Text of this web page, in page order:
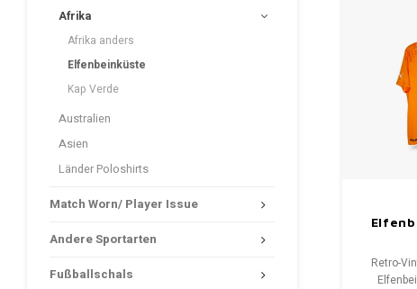
Afrika
Afrika anders
Elfenbeinküste
Kap Verde
Australien
Asien
Länder Poloshirts
Match Worn/ Player Issue
Andere Sportarten
Fußballschals
Retro-